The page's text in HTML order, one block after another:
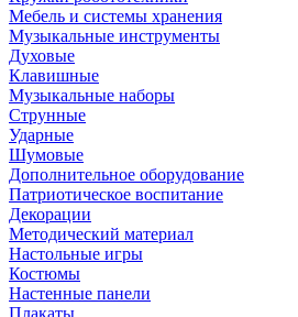
Мебель и системы хранения
Музыкальные инструменты
Духовые
Клавишные
Музыкальные наборы
Струнные
Ударные
Шумовые
Дополнительное оборудование
Патриотическое воспитание
Декорации
Методический материал
Настольные игры
Костюмы
Настенные панели
Плакаты